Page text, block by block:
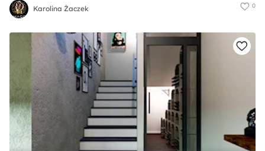
Karolina Żaczek 0